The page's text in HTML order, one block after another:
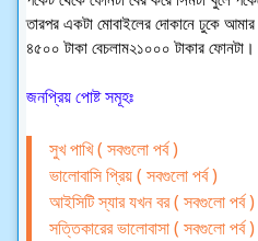
তারপর একটা মোবাইলের দোকানে ঢুকে
৪৫০০ টাকা বেচলাম২১০০০ টাকার ফোনটা।
জনপ্রিয় পোষ্ট সমূহঃ
সুখ পাখি ( সবগুলো পর্ব )
ভালোবাসি প্রিয় ( সবগুলো পর্ব )
আইসিটি স্যার যখন বর ( সবগুলো পর্ব )
সত্তিকারের ভালোবাসা ( সবগুলো পর্ব )